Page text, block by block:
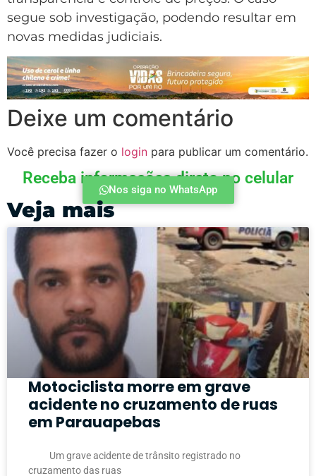
segue sob investigação, podendo resultar em
novas medidas judiciais.
Deixe um comentário
Você precisa fazer o login para publicar um comentário.
Receba informações direto no celular
Nos siga no WhatsApp
Veja mais
Motociclista morre em grave
acidente no cruzamento de ruas
em Parauapebas
Um grave acidente de trânsito registrado no
cruzamento das ruas